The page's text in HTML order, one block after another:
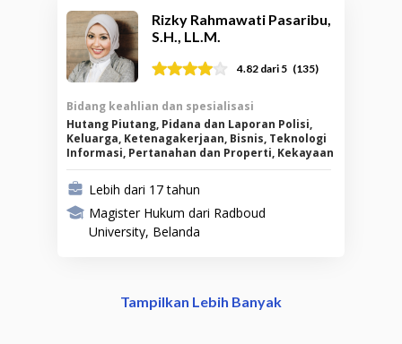
Rizky Rahmawati Pasaribu,
S.H., LL.M.
4.82 dari 5 (135)
Bidang keahlian dan spesialisasi
Hutang Piutang, Pidana dan Laporan Polisi,
Keluarga, Ketenagakerjaan, Bisnis, Teknologi
Informasi, Pertanahan dan Properti, Kekayaan
Intelektual
Lebih dari 17 tahun
Magister Hukum dari Radboud
University, Belanda
Tampilkan Lebih Banyak